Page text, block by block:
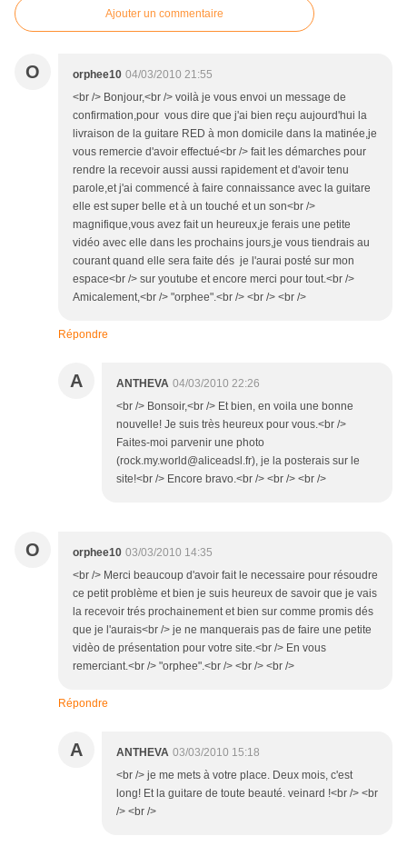
Ajouter un commentaire
O orphee10 04/03/2010 21:55
<br /> Bonjour,<br /> voilà je vous envoi un message de
confirmation,pour vous dire que j'ai bien reçu aujourd'hui la
livraison de la guitare RED à mon domicile dans la matinée,je
vous remercie d'avoir effectué<br /> fait les démarches pour
rendre la recevoir aussi aussi rapidement et d'avoir tenu
parole,et j'ai commencé à faire connaissance avec la guitare
elle est super belle et à un touché et un son<br />
magnifique,vous avez fait un heureux,je ferais une petite
vidéo avec elle dans les prochains jours,je vous tiendrais au
courant quand elle sera faite dés je l'aurai posté sur mon
espace<br /> sur youtube et encore merci pour tout.<br />
Amicalement,<br /> "orphee".<br /> <br /> <br />
Répondre
A ANTHEVA 04/03/2010 22:26
<br /> Bonsoir,<br /> Et bien, en voila une bonne
nouvelle! Je suis très heureux pour vous.<br />
Faites-moi parvenir une photo
(rock.my.world@aliceadsl.fr), je la posterais sur le
site!<br /> Encore bravo.<br /> <br /> <br />
O orphee10 03/03/2010 14:35
<br /> Merci beaucoup d'avoir fait le necessaire pour résoudre
ce petit problème et bien je suis heureux de savoir que je vais
la recevoir trés prochainement et bien sur comme promis dés
que je l'aurais<br /> je ne manquerais pas de faire une petite
vidèo de présentation pour votre site.<br /> En vous
remerciant.<br /> "orphee".<br /> <br /> <br />
Répondre
A ANTHEVA 03/03/2010 15:18
<br /> je me mets à votre place. Deux mois, c'est
long! Et la guitare de toute beauté. veinard !<br /> <br
/> <br />